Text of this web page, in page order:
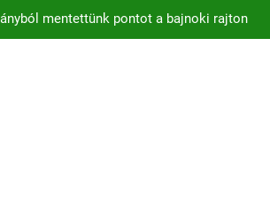
mentettünk pontot a bajnoki rajton
mint 200 játékos lépett pályára Érden
tovább a MOL Magyar Kupában
szezon – hazai pályán rajtol az Érdi VSE!